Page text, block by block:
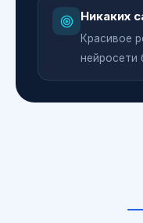
Никаких
Красивое
нейросети